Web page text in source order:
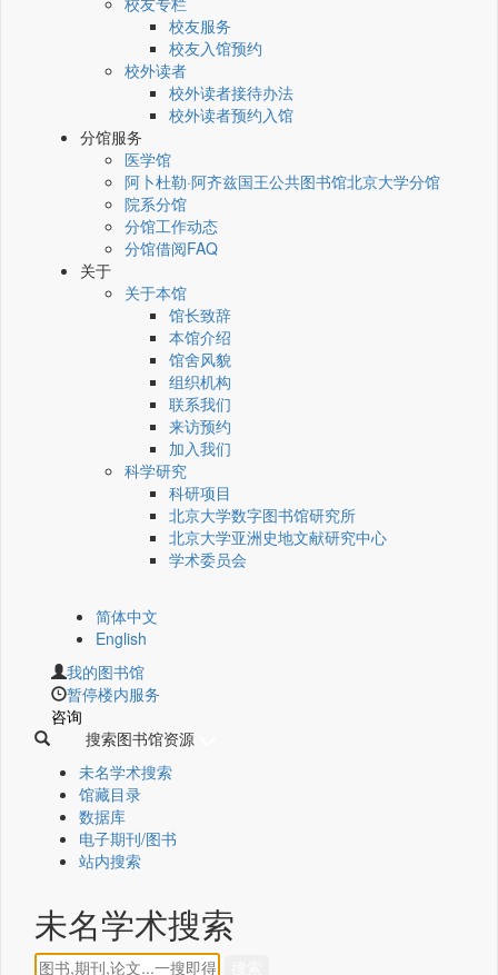
校友服务
校友入馆预约
校外读者
校外读者接待办法
校外读者预约入馆
分馆服务
医学馆
阿卜杜勒·阿齐兹国王公共图书馆北京大学分馆
院系分馆
分馆工作动态
分馆借阅FAQ
关于
关于本馆
馆长致辞
本馆介绍
馆舍风貌
组织机构
联系我们
来访预约
加入我们
科学研究
科研项目
北京大学数字图书馆研究所
北京大学亚洲史地文献研究中心
学术委员会
简体中文
English
我的图书馆
暂停楼内服务
咨询
搜索图书馆资源
未名学术搜索
馆藏目录
数据库
电子期刊/图书
站内搜索
未名学术搜索